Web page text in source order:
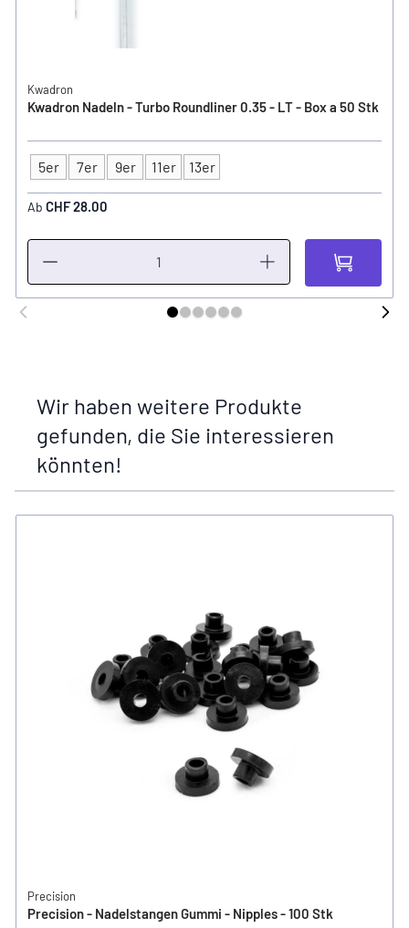
Kwadron
Kwadron Nadeln - Turbo Roundliner 0.35 - LT - Box a 50 Stk
Typ
5er 7er 9er 11er 13er
Ab CHF 28.00
Wir haben weitere Produkte
gefunden, die Sie interessieren
könnten!
Precision
Precision - Nadelstangen Gummi - Nipples - 100 Stk